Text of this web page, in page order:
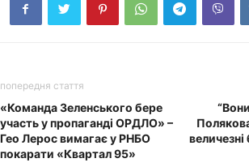
попередня стаття
«Команда Зеленського бере
участь у пропаганді ОРДЛО» –
Гео Лерос вимагає у РНБО
покарати «Квартал 95»
величезні